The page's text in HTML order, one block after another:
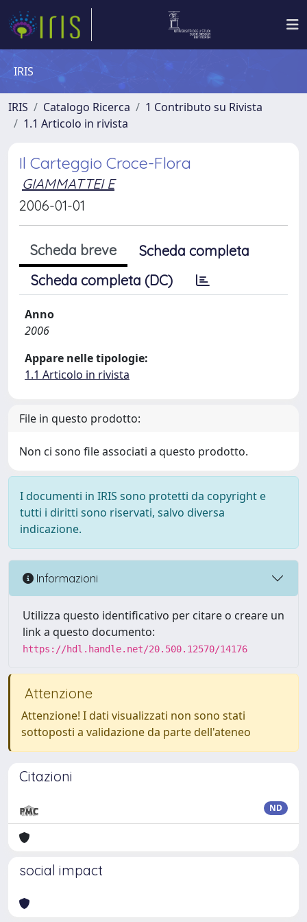
IRIS
IRIS Catalogo Ricerca
1 Contributo su Rivista
1.1 Articolo in rivista
Il Carteggio Croce-Flora
GIAMMATTEI E
2006-01-01
Scheda breve
Scheda completa
Scheda completa (DC)
Anno
2006
Appare nelle tipologie:
1.1 Articolo in rivista
File in questo prodotto:
Non ci sono file associati a questo prodotto.
I documenti in IRIS sono protetti da copyright e
tutti i diritti sono riservati, salvo diversa
indicazione.
Informazioni
Utilizza questo identificativo per citare o creare un
link a questo documento:
https://hdl.handle.net/20.500.12570/14176
Attenzione
Attenzione! I dati visualizzati non sono stati
sottoposti a validazione da parte dell'ateneo
Citazioni
ND
social impact